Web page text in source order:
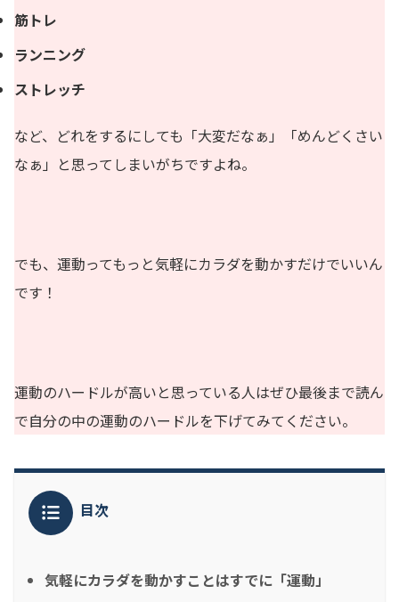
筋トレ
ランニング
ストレッチ
など、どれをするにしても「大変だなぁ」「めんどくさい
なぁ」と思ってしまいがちですよね。
でも、運動ってもっと気軽にカラダを動かすだけでいいん
です！
運動のハードルが高いと思っている人はぜひ最後まで読ん
で自分の中の運動のハードルを下げてみてください。
目次
気軽にカラダを動かすことはすでに「運動」